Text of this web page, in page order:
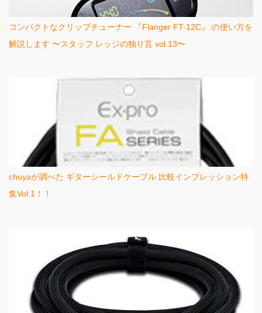
コンパクトなクリップチューナー 『Flanger FT-12C』 の使い方を
解説します 〜スタッフ レッジの独り言 vol.13〜
chuyaが調べた ギターシールドケーブル 比較インプレッション特
集Vol.1！！